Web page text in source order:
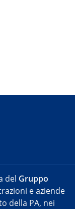
del Gruppo
e aziende
della PA, nei